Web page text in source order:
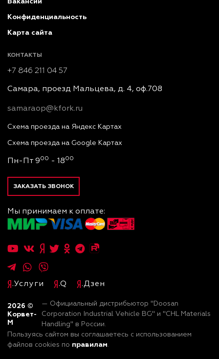
Конфиденциальность
Карта сайта
КОНТАКТЫ
+7 846 211 04 57
Самара, проезд Мальцева, д. 4, оф.708
samaraop@kfork.ru
Схема проезда на Яндекс Картах
Схема проезда на Google Картах
Пн-Пт 900 - 1800
ЗАКАЗАТЬ ЗВОНОК
Мы принимаем к оплате:
.Услуги .Q .Дзен
2026 ©
Корвет-
М
— Официальный дистрибьютор "Doosan
Corporation Industrial Vehicle BG" и "CHL Materials
Handling" в России.
Пользуясь сайтом вы соглашаетесь с использованием
файлов cookies по правилам